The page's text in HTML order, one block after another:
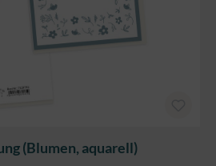
(Blumen, aquarell)